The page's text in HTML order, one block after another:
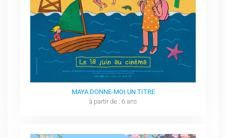
MAYA DONNE-MOI UN TITRE
à partir de : 6 ans